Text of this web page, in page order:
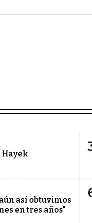
Hayek
así obtuvimos
en tres años"